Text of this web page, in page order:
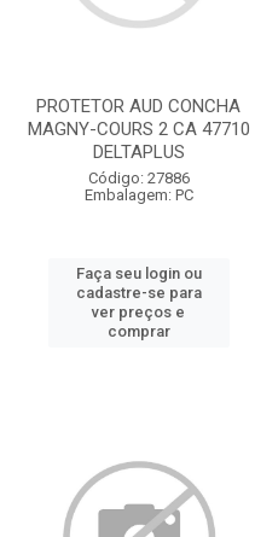
PROTETOR AUD CONCHA
MAGNY-COURS 2 CA 47710
DELTAPLUS
Código: 27886
Embalagem: PC
Faça seu login ou
cadastre-se para
ver preços e
comprar